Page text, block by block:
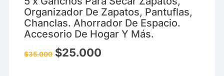
Organizador De Zapatos, Pantuflas,
Chanclas. Ahorrador De Espacio.
Accesorio De Hogar Y Más.
$35.000 $25.000